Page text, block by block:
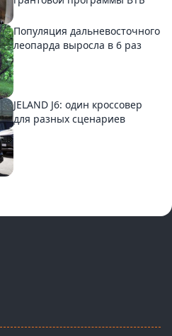
Популяция дальневосточного
леопарда выросла в 6 раз
JELAND J6: один кроссовер
для разных сценариев